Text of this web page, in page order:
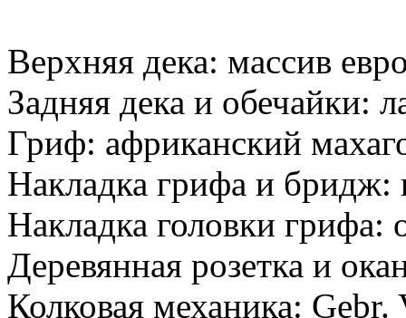
Верхняя дека: массив
Задняя дека и обечайки:
Гриф: африканский
Накладка грифа и бридж:
Накладка головки грифа:
Деревянная розетка и
Колковая механика: Gebr.